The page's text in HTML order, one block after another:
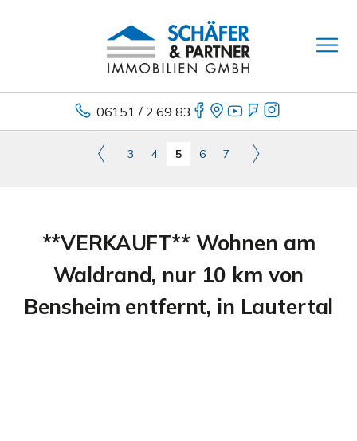
06151 / 2 69 83
3 4 5 6 7
**VERKAUFT** Wohnen am
Waldrand, nur 10 km von
Bensheim entfernt, in Lautertal